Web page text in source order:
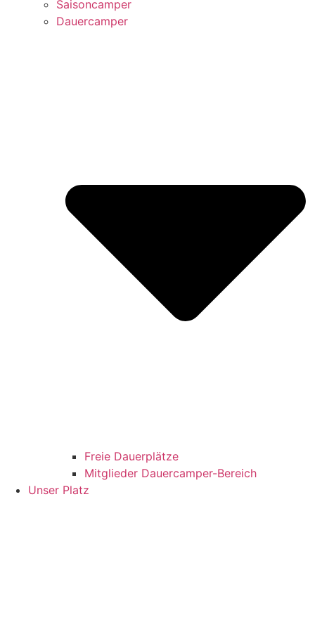
Saisoncamper
Dauercamper
Freie Dauerplätze
Mitglieder Dauercamper-Bereich
Unser Platz